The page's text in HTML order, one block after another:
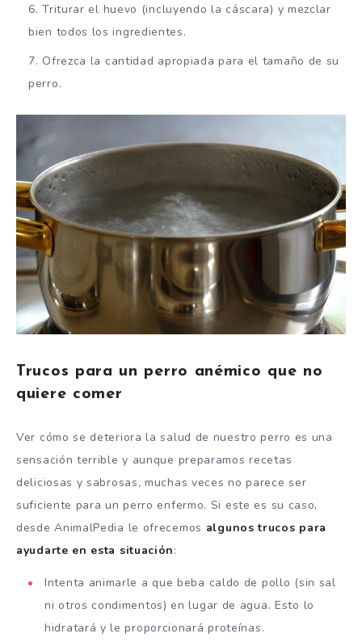
Triturar el huevo (incluyendo la cáscara) y mezclar
bien todos los ingredientes.
Ofrezca la cantidad apropiada para el tamaño de su
perro.
Trucos para un perro anémico que no
quiere comer
Ver cómo se deteriora la salud de nuestro perro es una
sensación terrible y aunque preparamos recetas
deliciosas y sabrosas, muchas veces no parece ser
suficiente para un perro enfermo. Si este es su caso,
desde AnimalPedia le ofrecemos algunos trucos para
ayudarte en esta situación:
Intenta animarle a que beba caldo de pollo (sin sal
ni otros condimentos) en lugar de agua. Esto lo
hidratará y le proporcionará proteínas.